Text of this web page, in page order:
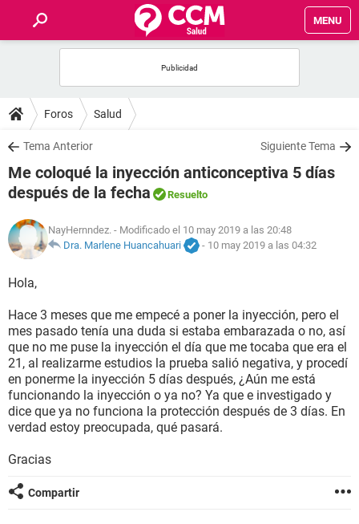
MENU
FOROS
SALUD
FAMILIA
NUTRICIÓN
SEXUALIDAD
GLOSARIO
Foros Salud
Tema Anterior Siguiente Tema
Me coloqué la inyección anticonceptiva 5 días
después de la fecha
Resuelto
NayHernndez. - Modificado el 10 may 2019 a las 20:48
Dra. Marlene Huancahuari
- 10 may 2019 a las 04:32
Hola,
Hace 3 meses que me empecé a poner la inyección, pero el
mes pasado tenía una duda si estaba embarazada o no, así
que no me puse la inyección el día que me tocaba que era el
21, al realizarme estudios la prueba salió negativa, y procedí
en ponerme la inyección 5 días después, ¿Aún me está
funcionando la inyección o ya no? Ya que e investigado y
dice que ya no funciona la protección después de 3 días. En
verdad estoy preocupada, qué pasará.
Gracias
Compartir